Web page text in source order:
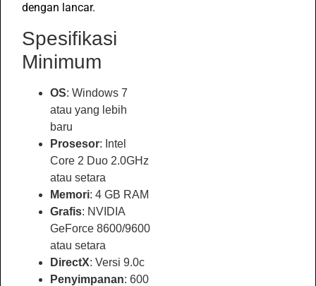
dengan lancar.
Spesifikasi
Minimum
OS: Windows 7
atau yang lebih
baru
Prosesor: Intel
Core 2 Duo 2.0GHz
atau setara
Memori: 4 GB RAM
Grafis: NVIDIA
GeForce 8600/9600
atau setara
DirectX: Versi 9.0c
Penyimpanan: 600